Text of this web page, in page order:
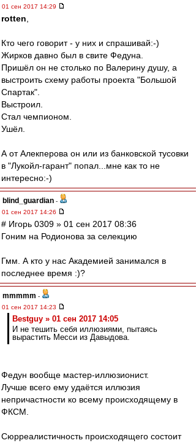
01 сен 2017 14:29
rotten
Кто чего говорит - у них и спрашивай:-)
Жирков давно был в свите Федуна.
Пришёл он не столько по Валерину душу, а
выстроить схему работы проекта "Большой
Спартак".
Выстроил.
Стал чемпионом.
Ушёл.
А от Алекперова он или из банковской тусовки
в "Лукойл-гарант" попал...мне как то не
интересно:-)
blind_guardian -
01 сен 2017 14:26
# Игорь 0309 » 01 сен 2017 08:36
Гоним на Родионова за селекцию
Гмм. А кто у нас Академией занимался в
последнее время :)?
mmmmm -
01 сен 2017 14:23
Bestguy » 01 сен 2017 14:05
И не тешить себя иллюзиями, пытаясь
вырастить Месси из Давыдова.
Федун вообще мастер-иллюзионист.
Лучше всего ему удаётся иллюзия
непричастности ко всему происходящему в
ФКСМ.
Сюрреалистичность происходящего состоит